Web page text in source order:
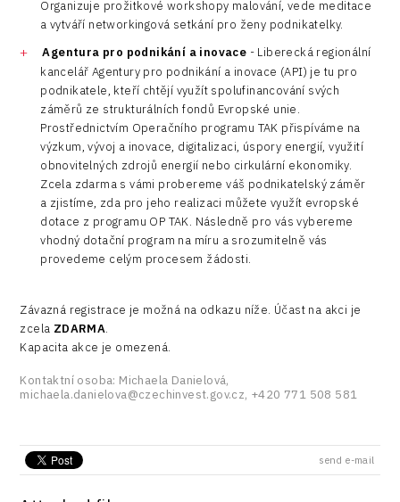
Organizuje prožitkové workshopy malování, vede meditace
a vytváří networkingová setkání pro ženy podnikatelky.
Agentura pro podnikání a inovace - Liberecká regionální
kancelář Agentury pro podnikání a inovace (API) je tu pro
podnikatele, kteří chtějí využít spolufinancování svých
záměrů ze strukturálních fondů Evropské unie.
Prostřednictvím Operačního programu TAK přispíváme na
výzkum, vývoj a inovace, digitalizaci, úspory energií, využití
obnovitelných zdrojů energií nebo cirkulární ekonomiky.
Zcela zdarma s vámi probereme váš podnikatelský záměr
a zjistíme, zda pro jeho realizaci můžete využít evropské
dotace z programu OP TAK. Následně pro vás vybereme
vhodný dotační program na míru a srozumitelně vás
provedeme celým procesem žádosti.
Závazná registrace je možná na odkazu níže. Účast na akci je
zcela ZDARMA.
Kapacita akce je omezená.
Kontaktní osoba: Michaela Danielová,
michaela.danielova@czechinvest.gov.cz, +420 771 508 581
send e-mail